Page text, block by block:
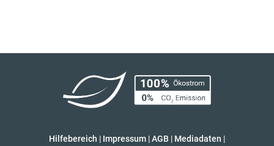
Hilfebereich | Impressum |AGB | Mediadaten |